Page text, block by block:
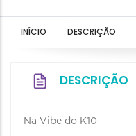
INÍCIO DESCRIÇÃO
DESCRIÇÃO
Na Vibe do K10